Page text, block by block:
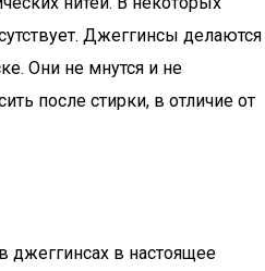
Джеггинсы делаются
Они не мнутся и не
после стирки, в отличие от
джеггинсах в настоящее